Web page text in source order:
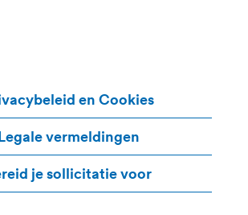
en Cookies
vermeldingen
je sollicitatie voor